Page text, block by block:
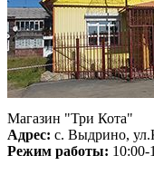
Магазин "Три Кота"
Адрес: с. Выдрино,
Режим работы: 10:00-